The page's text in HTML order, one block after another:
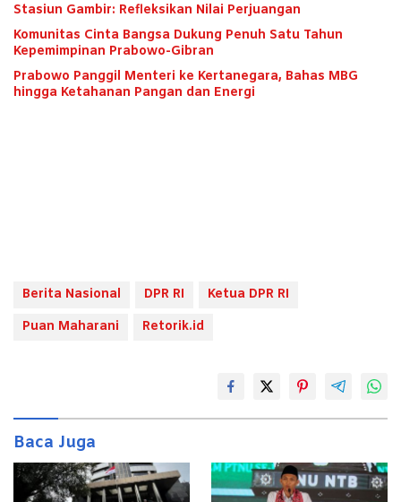
Stasiun Gambir: Refleksikan Nilai Perjuangan
Komunitas Cinta Bangsa Dukung Penuh Satu Tahun
Kepemimpinan Prabowo-Gibran
Prabowo Panggil Menteri ke Kertanegara, Bahas MBG
hingga Ketahanan Pangan dan Energi
Berita Nasional DPR RI
Ketua DPR RI
Puan Maharani
Retorik.id
Baca Juga